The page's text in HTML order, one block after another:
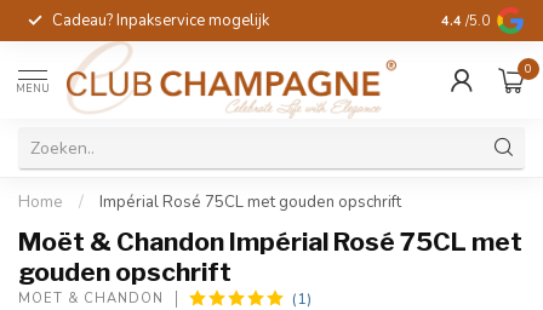
Cadeau? Inpakservice mogelijk Gratis
4.4 /5.0
MENU
0
Home / Impérial Rosé 75CL met gouden opschrift
Moët & Chandon Impérial Rosé 75CL met
gouden opschrift
MOËT & CHANDON (1)